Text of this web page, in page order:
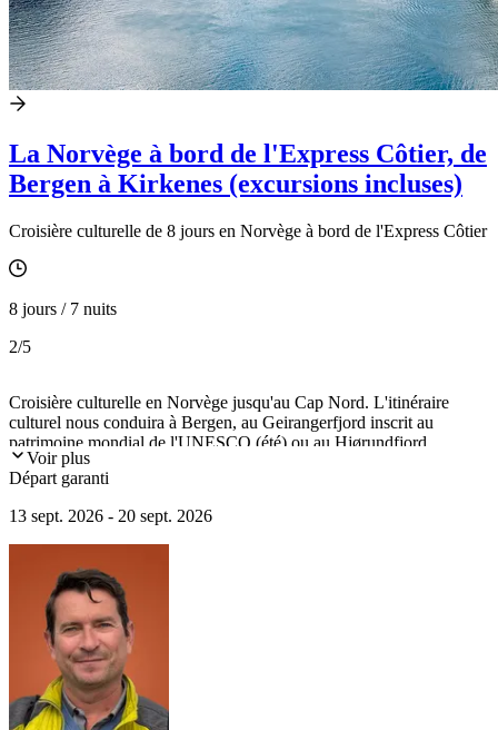
La Norvège à bord de l'Express Côtier, de
Bergen à Kirkenes (excursions incluses)
Croisière culturelle de 8 jours en Norvège à bord de l'Express Côtier
8 jours / 7 nuits
2/5
Croisière culturelle en Norvège jusqu'au Cap Nord. L'itinéraire
culturel nous conduira à Bergen, au Geirangerfjord inscrit au
patrimoine mondial de l'UNESCO (été) ou au Hjørundfjord
(automne), à Trondheim, à Tromsø.
Voir plus
Départ garanti
13 sept. 2026 - 20 sept. 2026